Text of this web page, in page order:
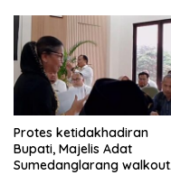
Protes ketidakhadiran
Bupati, Majelis Adat
Sumedanglarang walkout